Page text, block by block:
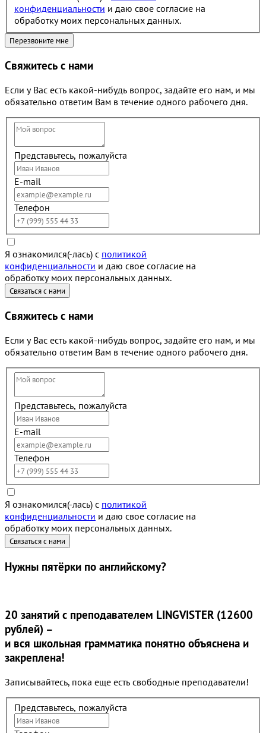
конфиденциальности и даю свое согласие на
обработку моих персональных данных.
Свяжитесь с нами
Если у Вас есть какой-нибудь вопрос, задайте его нам, и мы
обязательно ответим Вам в течение одного рабочего дня.
Представьтесь, пожалуйста
E-mail
Телефон
Я ознакомился(-лась) с политикой
конфиденциальности и даю свое согласие на
обработку моих персональных данных.
Свяжитесь с нами
Если у Вас есть какой-нибудь вопрос, задайте его нам, и мы
обязательно ответим Вам в течение одного рабочего дня.
Представьтесь, пожалуйста
E-mail
Телефон
Я ознакомился(-лась) с политикой
конфиденциальности и даю свое согласие на
обработку моих персональных данных.
Нужны пятёрки по английскому?
20 занятий с преподавателем LINGVISTER (12600
рублей) –
и вся школьная грамматика понятно объяснена и
закреплена!
Записывайтесь, пока еще есть свободные преподаватели!
Представьтесь, пожалуйста